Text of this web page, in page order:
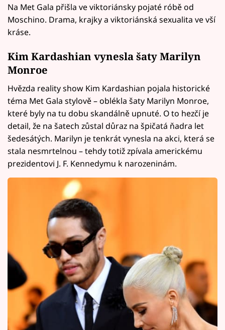
Na Met Gala přišla ve viktoriánsky pojaté róbě od
Moschino. Drama, krajky a viktoriánská sexualita ve vší
kráse.
Kim Kardashian vynesla šaty Marilyn
Monroe
Hvězda reality show Kim Kardashian pojala historické
téma Met Gala stylově – oblékla šaty Marilyn Monroe,
které byly na tu dobu skandálně upnuté. O to hezčí je
detail, že na šatech zůstal důraz na špičatá ňadra let
šedesátých. Marilyn je tenkrát vynesla na akci, která se
stala nesmrtelnou – tehdy totiž zpívala americkému
prezidentovi J. F. Kennedymu k narozeninám.